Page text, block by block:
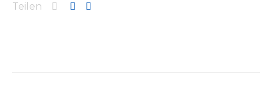
Teilen